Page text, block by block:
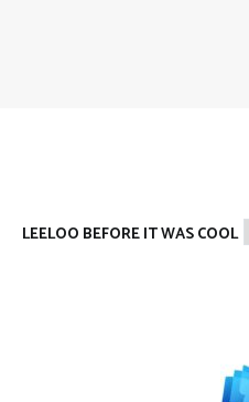
LEELOO BEFORE IT WAS COOL